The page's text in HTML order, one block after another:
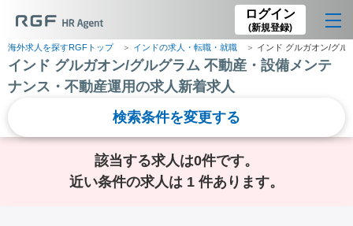
ログイン
(新規登録)
海外求人を探すRGFトップ インドの求人・転職・就職 インド グルガオン/グル
インド グルガオン/グルグラム 不動産・設備メンテ
ナンス・不動産運用の求人新着求人
検索条件を変更する
該当する求人は0件です。
近い条件の求人は 1 件あります。